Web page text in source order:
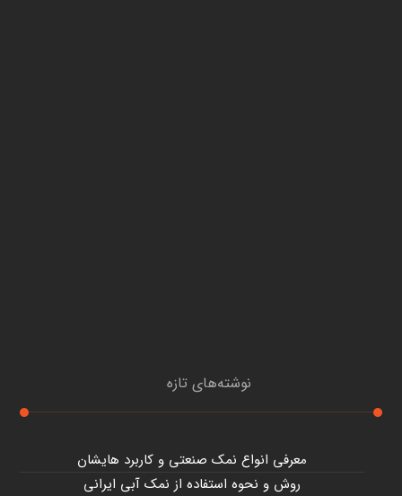
نوشته‌های تازه
معرفی انواع نمک صنعتی و کاربرد هایشان
روش و نحوه استفاده از نمک آبی ایرانی